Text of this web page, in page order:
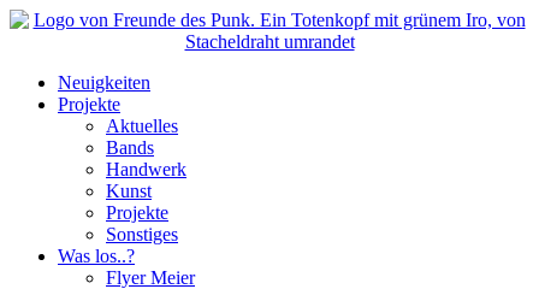
Neuigkeiten
Projekte
Aktuelles
Bands
Handwerk
Kunst
Projekte
Sonstiges
Was los..?
Flyer Meier